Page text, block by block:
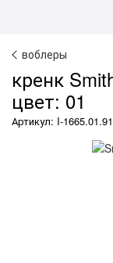
воблеры
кренк
цвет: 01
Артикул: I-1665.01.91